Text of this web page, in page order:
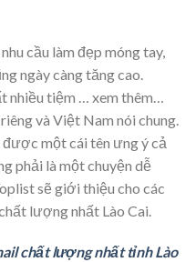
cầu làm đẹp móng tay,
ngày càng tăng cao.
nhiều tiệm
… xem thêm…
và Việt Nam nói chung.
một cái tên ưng ý cả
phải là một chuyện dễ
sẽ giới thiệu cho các
lượng nhất Lào Cai.
chất lượng nhất tỉnh Lào